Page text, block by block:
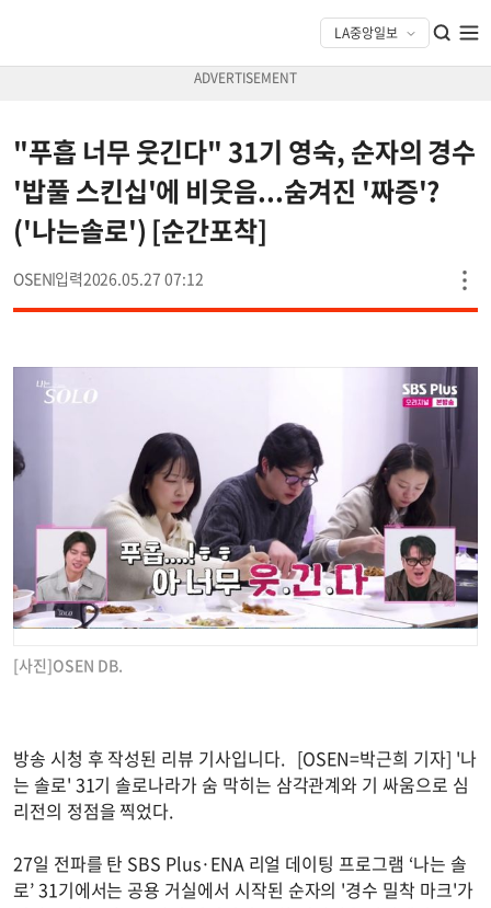
"푸흡 너무 웃긴다" 31기 영숙, 순자의 경수
'밥풀 스킨십'에 비웃음...숨겨진 '짜증'?
('나는솔로') [순간포착]
OSEN 2026.05.27 07:12
[사진]OSEN DB.
방송 시청 후 작성된 리뷰 기사입니다. [OSEN=박근희 기자] '나
는 솔로' 31기 솔로나라가 숨 막히는 삼각관계와 기 싸움으로 심
리전의 정점을 찍었다.
27일 전파를 탄 SBS Plus·ENA 리얼 데이팅 프로그램 ‘나는 솔
로’ 31기에서는 공용 거실에서 시작된 순자의 '경수 밀착 마크'가